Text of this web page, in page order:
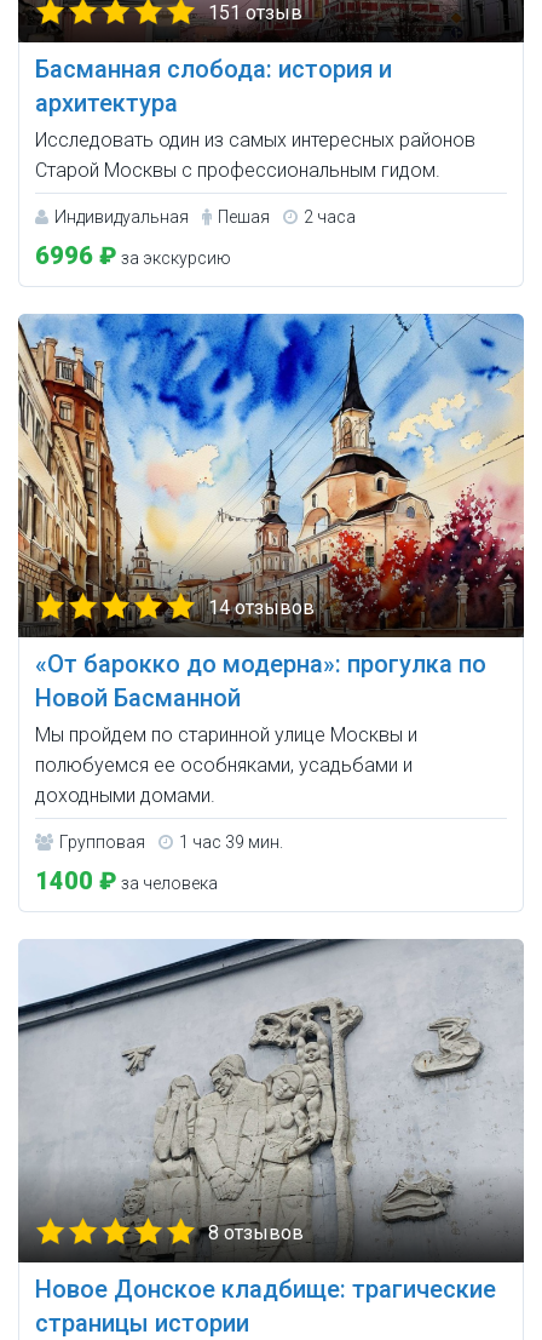
151 отзыв
Басманная слобода: история и
архитектура
Исследовать один из самых интересных районов
Старой Москвы с профессиональным гидом.
Индивидуальная Пешая 2 часа
6996 ₽ за экскурсию
14 отзывов
«От барокко до модерна»: прогулка по
Новой Басманной
Мы пройдем по старинной улице Москвы и
полюбуемся ее особняками, усадьбами и
доходными домами.
Групповая 1 час 39 мин.
1400 ₽ за человека
8 отзывов
Новое Донское кладбище: трагические
страницы истории